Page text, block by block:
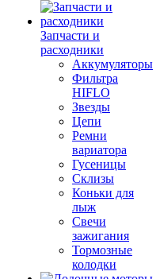
Запчасти и
расходники
Аккумуляторы
Фильтра
HIFLO
Звезды
Цепи
Ремни
вариатора
Гусеницы
Склизы
Коньки для
лыж
Свечи
зажигания
Тормозные
колодки